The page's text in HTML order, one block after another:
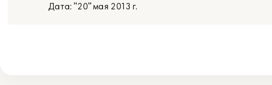
Дата: "20" мая 2013 г.